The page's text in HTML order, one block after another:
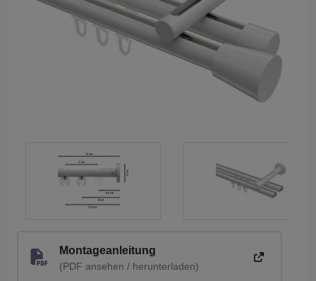
Montageanleitung
(PDF ansehen / herunterladen)